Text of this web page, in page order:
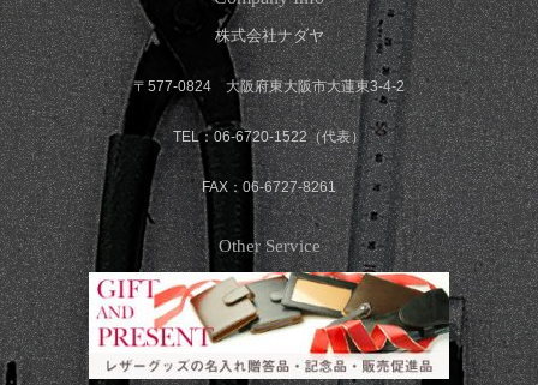
株式会社ナダヤ
〒577-0824 大阪府東大阪市大蓮東3-4-2
TEL：06-6720-1522（代表）
FAX：06-6727-8261
Other Service